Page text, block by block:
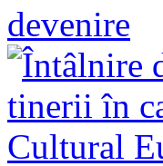
devenire